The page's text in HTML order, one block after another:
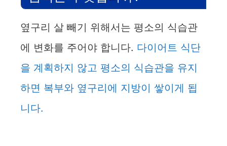
옆구리 살 빼기 위해서는 평소의 식습관
에 변화를 주어야 합니다. 다이어트 식단
을 계획하지 않고 평소의 식습관을 유지
하면 복부와 옆구리에 지방이 쌓이게 됩
니다.